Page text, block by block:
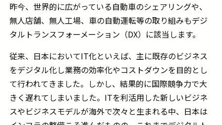
昨今、世界的に広がっている自動車のシェアリングや、
無人店舗、無人工場、車の自動運転等の取り組みもデジ
タルトランスフォーメーション（DX）に該当します。
従来、日本においてIT化といえば、主に既存のビジネス
をデジタル化し業務の効率化やコストダウンを目的とし
て行われてきました。しかし、結果的に国際競争力で大
きく遅れてしまいました。 ITを利活用した新しいビジネ
スやビジネスモデルが海外で次々と生まれる中、日本は